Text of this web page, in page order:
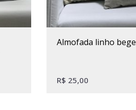
almofada linho bege
R$ 25,00